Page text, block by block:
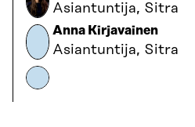
Asiantuntija, Sitra
Anna Kirjavainen
Asiantuntija, Sitra